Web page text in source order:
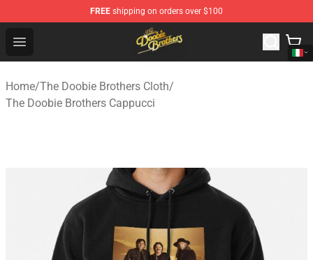
FREE shipping on orders over $100
Open menu
The Doobie Brothers Store - Official The Doobie
Home/The Doobie Brothers Cloth/
The Doobie Brothers Cappucci